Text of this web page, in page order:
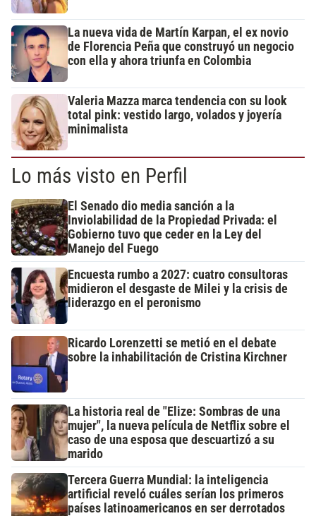
La nueva vida de Martín Karpan, el ex novio
de Florencia Peña que construyó un negocio
con ella y ahora triunfa en Colombia
Valeria Mazza marca tendencia con su look
total pink: vestido largo, volados y joyería
minimalista
Lo más visto en Perfil
El Senado dio media sanción a la
Inviolabilidad de la Propiedad Privada: el
Gobierno tuvo que ceder en la Ley del
Manejo del Fuego
Encuesta rumbo a 2027: cuatro consultoras
midieron el desgaste de Milei y la crisis de
liderazgo en el peronismo
Ricardo Lorenzetti se metió en el debate
sobre la inhabilitación de Cristina Kirchner
La historia real de "Elize: Sombras de una
mujer", la nueva película de Netflix sobre el
caso de una esposa que descuartizó a su
marido
Tercera Guerra Mundial: la inteligencia
artificial reveló cuáles serían los primeros
países latinoamericanos en ser derrotados